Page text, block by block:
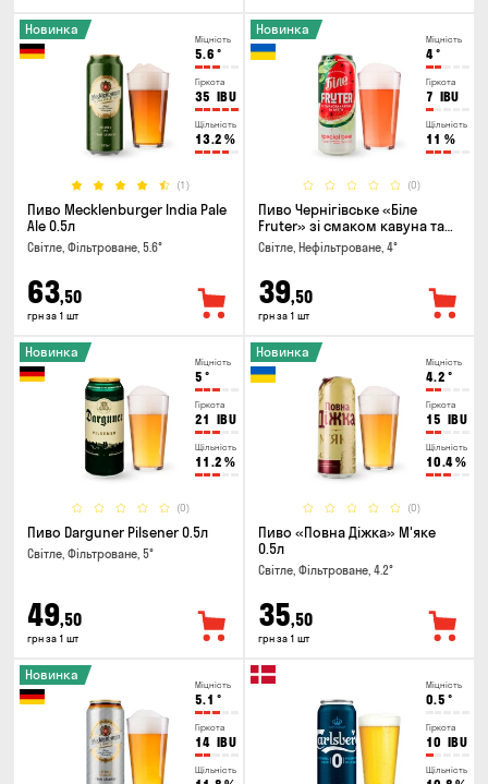
Міцність
5.6 °
Гіркота
35 IBU
Щільність
13.2 %
(1)
Новинка
Пиво Mecklenburger India Pale
Ale 0.5л
Світле, Фільтроване, 5.6°
63,50
грн за 1 шт
Міцність
4°
Гіркота
7 IBU
Щільність
11 %
(0)
Новинка
Пиво Чернігівське «Біле
Fruter» зі смаком кавуна та
м'яти 0.5л
Світле, Нефільтроване, 4°
39,50
грн за 1 шт
Міцність
5 °
Гіркота
21 IBU
Щільність
11.2 %
(0)
Новинка
Пиво Darguner Pilsener 0.5л
Світле, Фільтроване, 5°
49,50
грн за 1 шт
Міцність
4.2 °
Гіркота
15 IBU
Щільність
10.4%
(0)
Новинка
Пиво «Повна Діжка» М'яке
0.5л
Світле, Фільтроване, 4.2°
35,50
грн за 1 шт
Міцність
5.1 °
Гіркота
14 IBU
Щільність
Новинка
Міцність
0.5 °
Гіркота
10 IBU
Щільність